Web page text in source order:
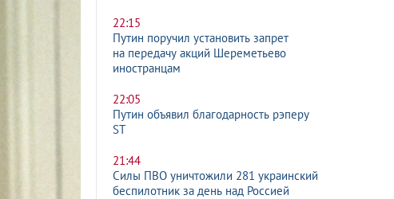
22:15
Путин поручил установить запрет
на передачу акций Шереметьево
иностранцам
22:05
Путин объявил благодарность рэперу
ST
21:44
Силы ПВО уничтожили 281 украинский
беспилотник за день над Россией